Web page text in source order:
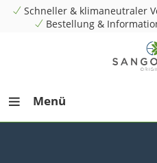
Schneller & klimaneutraler
Bestellung &
Menü